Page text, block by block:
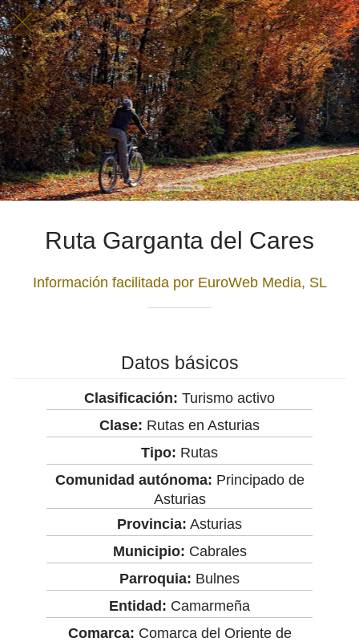
Ruta Garganta del Cares
Información facilitada por EuroWeb Media, SL
Datos básicos
Clasificación: Turismo activo
Clase: Rutas en Asturias
Tipo: Rutas
Comunidad autónoma: Principado de
Asturias
Provincia: Asturias
Municipio: Cabrales
Parroquia: Bulnes
Entidad: Camarmeña
Comarca: Comarca del Oriente de